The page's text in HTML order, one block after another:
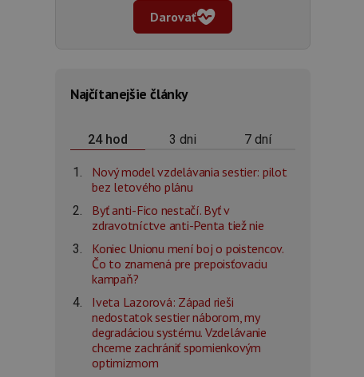
Darovať
Najčítanejšie články
24 hod 3 dni 7 dní
Nový model vzdelávania sestier: pilot
bez letového plánu
Byť anti-Fico nestačí. Byť v
zdravotníctve anti-Penta tiež nie
Koniec Unionu mení boj o poistencov.
Čo to znamená pre prepoisťovaciu
kampaň?
Iveta Lazorová: Západ rieši
nedostatok sestier náborom, my
degradáciou systému. Vzdelávanie
chceme zachrániť spomienkovým
optimizmom